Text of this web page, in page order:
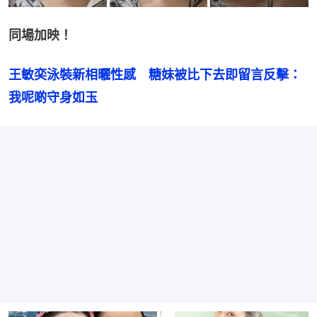
同場加映！
王敏奕泳裝新相曬性感　糖妹被比下去即留言反擊：
我呢啲守身如玉